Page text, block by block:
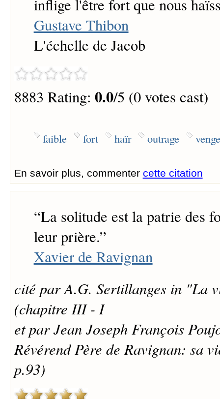
inflige l'être fort que nous
Gustave Thibon
L'échelle de Jacob
8883 Rating: 0.0/5 (0 votes cast)
faible fort haïr outrage
En savoir plus, commenter cette citation
“La solitude est la patrie des
leur prière.”
Xavier de Ravignan
cité par A.G. Sertillanges in "La
(chapitre III - I
et par Jean Joseph François
Révérend Père de Ravignan: sa
p.93)